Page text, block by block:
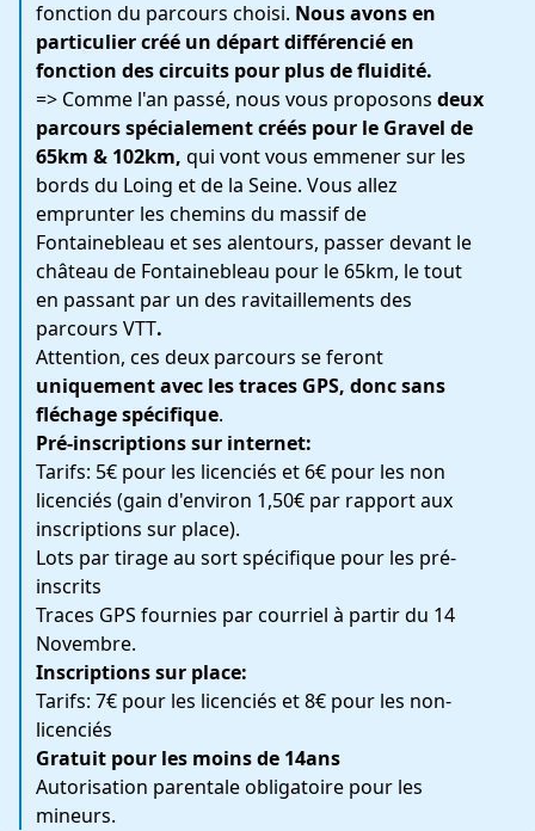
fonction du parcours choisi. Nous avons en
particulier créé un départ différencié en
fonction des circuits pour plus de fluidité.
=> Comme l'an passé, nous vous proposons deux
parcours spécialement créés pour le Gravel de
65km & 102km, qui vont vous emmener sur les
bords du Loing et de la Seine. Vous allez
emprunter les chemins du massif de
Fontainebleau et ses alentours, passer devant le
château de Fontainebleau pour le 65km, le tout
en passant par un des ravitaillements des
parcours VTT.
Attention, ces deux parcours se feront
uniquement avec les traces GPS, donc sans
fléchage spécifique.
Pré-inscriptions sur internet:
Tarifs: 5€ pour les licenciés et 6€ pour les non
licenciés (gain d'environ 1,50€ par rapport aux
inscriptions sur place).
Lots par tirage au sort spécifique pour les pré-
inscrits
Traces GPS fournies par courriel à partir du 14
Novembre.
Inscriptions sur place:
Tarifs: 7€ pour les licenciés et 8€ pour les non-
licenciés
Gratuit pour les moins de 14ans
Autorisation parentale obligatoire pour les
mineurs.